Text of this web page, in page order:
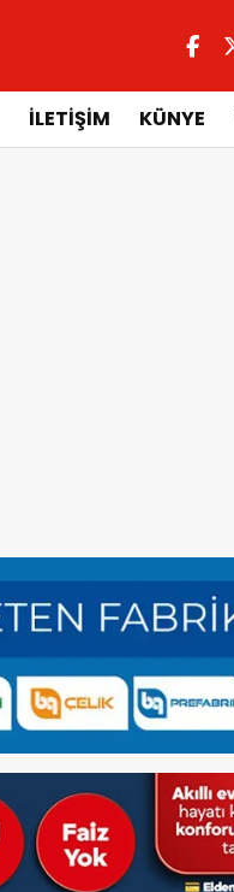
İLETİŞİM KÜNYE